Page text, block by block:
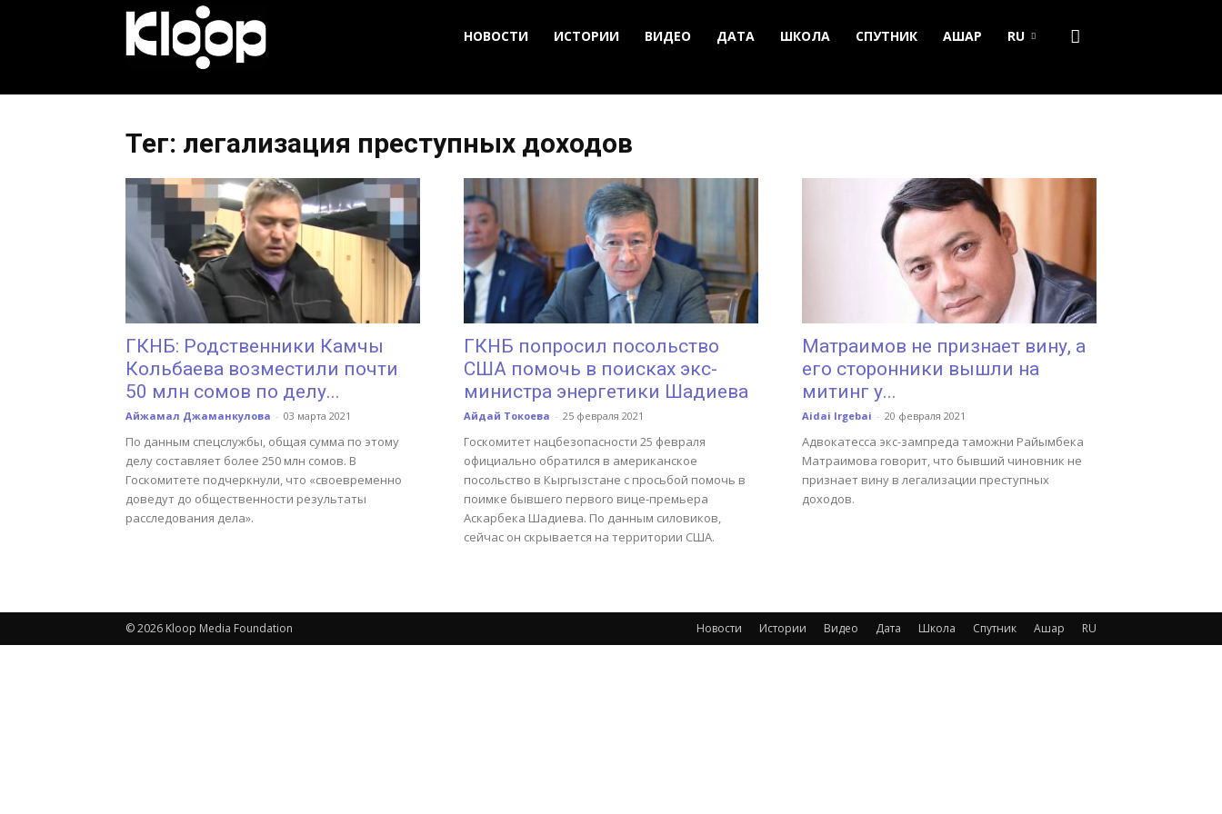
Новости
Кыргызстана
НОВОСТИ ИСТОРИИ ВИДЕО ДАТА ШКОЛА СПУТНИК АШАР RU
Тег: легализация преступных доходов
ГКНБ: Родственники Камчы
Кольбаева возместили почти
50 млн сомов по делу...
Айжамал Джаманкулова - 03 марта 2021
По данным спецслужбы, общая сумма по этому
делу составляет более 250 млн сомов. В
Госкомитете подчеркнули, что «своевременно
доведут до общественности результаты
расследования дела».
ГКНБ попросил посольство
США помочь в поисках экс-
министра энергетики Шадиева
Айдай Токоева - 25 февраля 2021
Госкомитет нацбезопасности 25 февраля
официально обратился в американское
посольство в Кыргызстане с просьбой помочь в
поимке бывшего первого вице-премьера
Аскарбека Шадиева. По данным силовиков,
сейчас он скрывается на территории США.
Матраимов не признает вину, а
его сторонники вышли на
митинг у...
Aidai Irgebai - 20 февраля 2021
Адвокатесса экс-зампреда таможни Райымбека
Матраимова говорит, что бывший чиновник не
признает вину в легализации преступных
доходов.
Новости Истории Видео Дата Школа Спутник Ашар RU
© 2026 Kloop Media Foundation